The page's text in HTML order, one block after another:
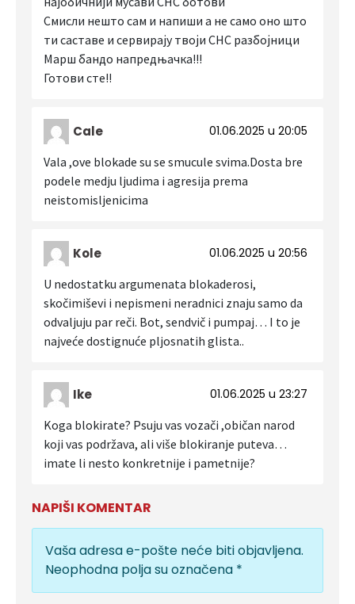
Смисли нешто сам и напиши а не само оно што
ти саставе и сервирају твоји СНС разбојници
Марш бандо напредњачка!!!
Готови сте!!
Cale
01.06.2025 u 20:05
Vala ,ove blokade su se smucule svima.Dosta bre
podele medju ljudima i agresija prema
neistomisljenicima
Kole
01.06.2025 u 20:56
U nedostatku argumenata blokaderosi,
skočimiševi i nepismeni neradnici znaju samo da
odvaljuju par reči. Bot, sendvič i pumpaj… I to je
najveće dostignuće pljosnatih glista..
Ike
01.06.2025 u 23:27
Koga blokirate? Psuju vas vozači ,običan narod
koji vas podržava, ali više blokiranje puteva…
imate li nesto konkretnije i pametnije?
NAPIŠI KOMENTAR
Vaša adresa e-pošte neće biti objavljena.
Neophodna polja su označena *